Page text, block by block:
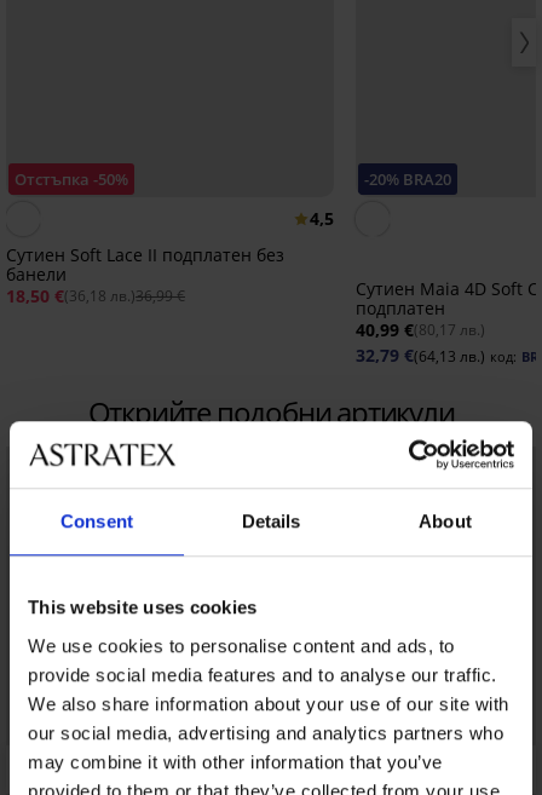
Consent Details About
This website uses cookies
We use cookies to personalise content and ads, to
provide social media features and to analyse our traffic.
We also share information about your use of our site with
our social media, advertising and analytics partners who
may combine it with other information that you’ve
provided to them or that they’ve collected from your use
Отстъпка -50%
4,5
Сутиен Soft Lace II подплатен без
банели
18,50 €(36,18 лв.)36,99 €
-20% BRA20
Сутиен Maia 4D Soft
подплатен
40,99 €(80,17 лв.)
32,79 €(64,13 лв.) код:
Открийте подобни артикули